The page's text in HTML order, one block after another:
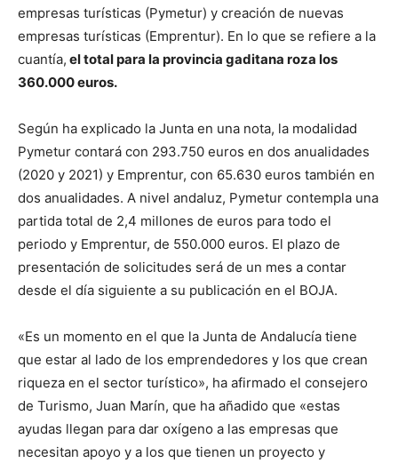
empresas turísticas (Pymetur) y creación de nuevas
empresas turísticas (Emprentur). En lo que se refiere a la
cuantía, el total para la provincia gaditana roza los
360.000 euros.
Según ha explicado la Junta en una nota, la modalidad
Pymetur contará con 293.750 euros en dos anualidades
(2020 y 2021) y Emprentur, con 65.630 euros también en
dos anualidades. A nivel andaluz, Pymetur contempla una
partida total de 2,4 millones de euros para todo el
periodo y Emprentur, de 550.000 euros. El plazo de
presentación de solicitudes será de un mes a contar
desde el día siguiente a su publicación en el BOJA.
«Es un momento en el que la Junta de Andalucía tiene
que estar al lado de los emprendedores y los que crean
riqueza en el sector turístico», ha afirmado el consejero
de Turismo, Juan Marín, que ha añadido que «estas
ayudas llegan para dar oxígeno a las empresas que
necesitan apoyo y a los que tienen un proyecto y